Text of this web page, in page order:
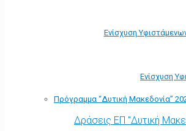
Ενίσχυση
Ενίσχυση
Πρόγραμμα “Δυτική Μακεδονία”
Δράσεις ΕΠ "Δυτική